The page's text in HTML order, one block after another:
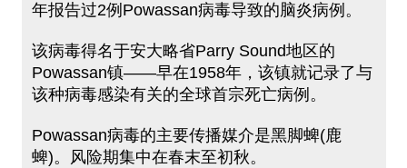
年报告过2例Powassan病毒导致的脑炎病例。
该病毒得名于安大略省Parry Sound地区的
Powassan镇——早在1958年，该镇就记录了与
该种病毒感染有关的全球首宗死亡病例。
Powassan病毒的主要传播媒介是黑脚蜱(鹿
蜱)。风险期集中在春末至初秋。